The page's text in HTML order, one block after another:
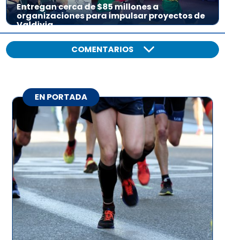
Entregan cerca de $85 millones a
organizaciones para impulsar proyectos de
Valdivia
COMENTARIOS
EN PORTADA